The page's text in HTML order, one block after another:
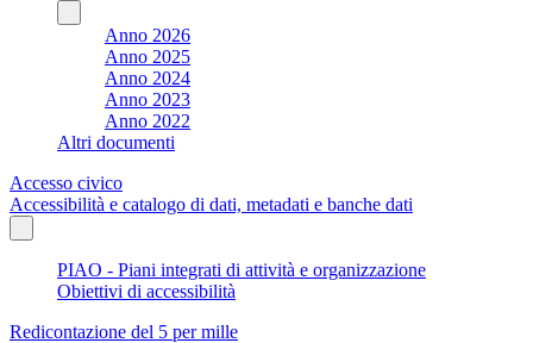
Anno 2026
Anno 2025
Anno 2024
Anno 2023
Anno 2022
Altri documenti
Accesso civico
Accessibilità e catalogo di dati, metadati e banche dati
PIAO - Piani integrati di attività e organizzazione
Obiettivi di accessibilità
Redicontazione del 5 per mille